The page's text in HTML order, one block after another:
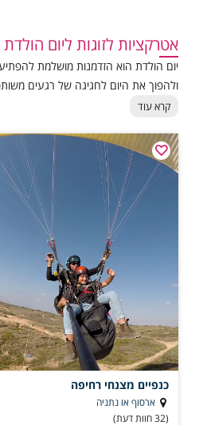
אטרקציות לזוגות ליום
יום הולדת הוא הזדמנות מושלמת
ולהפוך את היום לחגיגה של רגעים
טיסות בכדור פורח ועוד. לא משנה אם
קרא עוד
כנפיים מצנחי רחיפה
ארסוף או נתניה
(32 חוות דעת)